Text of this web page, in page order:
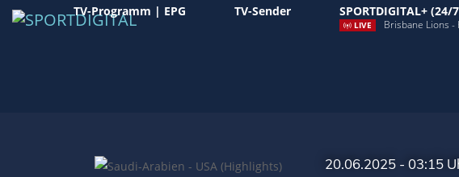
TV-Programm | EPG TV-Sender SPORTDIGITAL+
LIVE Brisbane Lions -
20.06.2025 - 03:15